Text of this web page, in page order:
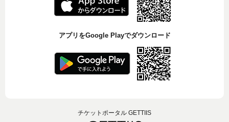
アプリをGoogle Playでダウンロード
チケットポータル GETTIIS